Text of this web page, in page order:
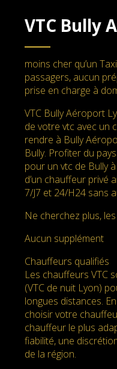
VTC Bully
moins cher qu’un
passagers, aucun
prise en charge à
VTC Bully Aéroport
de votre vtc avec un
rendre à Bully
Bully. Profiter du
pour un vtc de Bully
d’un chauffeur privé
7/J7 et 24/H24 sans
Ne cherchez plus,
Aucun supplément
Chauffeurs qualifiés
Les chauffeurs VTC
(VTC de nuit Lyon)
longues distances.
choisir votre
chauffeur le plus
fiabilité, une
de la région.